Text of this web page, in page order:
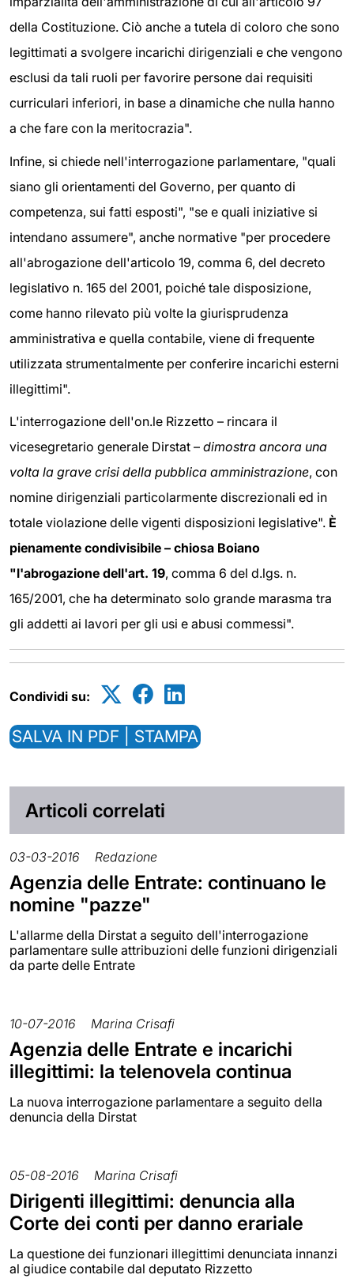
della Costituzione. Ciò anche a tutela di coloro che sono
legittimati a svolgere incarichi dirigenziali e che vengono
esclusi da tali ruoli per favorire persone dai requisiti
curriculari inferiori, in base a dinamiche che nulla hanno
a che fare con la meritocrazia".
Infine, si chiede nell'interrogazione parlamentare, "quali
siano gli orientamenti del Governo, per quanto di
competenza, sui fatti esposti", "se e quali iniziative si
intendano assumere", anche normative "per procedere
all'abrogazione dell'articolo 19, comma 6, del decreto
legislativo n. 165 del 2001, poiché tale disposizione,
come hanno rilevato più volte la giurisprudenza
amministrativa e quella contabile, viene di frequente
utilizzata strumentalmente per conferire incarichi esterni
illegittimi".
L'interrogazione dell'on.le Rizzetto – rincara il
vicesegretario generale Dirstat – dimostra ancora una
volta la grave crisi della pubblica amministrazione, con
nomine dirigenziali particolarmente discrezionali ed in
totale violazione delle vigenti disposizioni legislative". È
pienamente condivisibile – chiosa Boiano
"l'abrogazione dell'art. 19, comma 6 del d.lgs. n.
165/2001, che ha determinato solo grande marasma tra
gli addetti ai lavori per gli usi e abusi commessi".
Condividi su:
SALVA IN PDF | STAMPA
Articoli correlati
03-03-2016 Redazione
Agenzia delle Entrate: continuano le
nomine "pazze"
L'allarme della Dirstat a seguito dell'interrogazione
parlamentare sulle attribuzioni delle funzioni dirigenziali
da parte delle Entrate
10-07-2016 Marina Crisafi
Agenzia delle Entrate e incarichi
illegittimi: la telenovela continua
La nuova interrogazione parlamentare a seguito della
denuncia della Dirstat
05-08-2016 Marina Crisafi
Dirigenti illegittimi: denuncia alla
Corte dei conti per danno erariale
La questione dei funzionari illegittimi denunciata innanzi
al giudice contabile dal deputato Rizzetto